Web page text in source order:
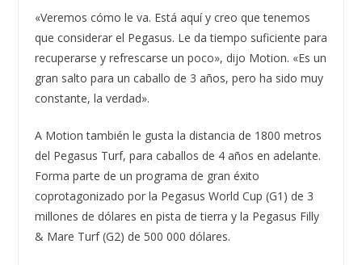
«Veremos cómo le va. Está aquí y creo que tenemos
que considerar el Pegasus. Le da tiempo suficiente para
recuperarse y refrescarse un poco», dijo Motion. «Es un
gran salto para un caballo de 3 años, pero ha sido muy
constante, la verdad».
A Motion también le gusta la distancia de 1800 metros
del Pegasus Turf, para caballos de 4 años en adelante.
Forma parte de un programa de gran éxito
coprotagonizado por la Pegasus World Cup (G1) de 3
millones de dólares en pista de tierra y la Pegasus Filly
& Mare Turf (G2) de 500 000 dólares.